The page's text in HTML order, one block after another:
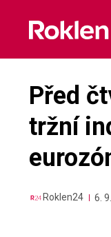
content
Před
tržní
Roklen24 6.